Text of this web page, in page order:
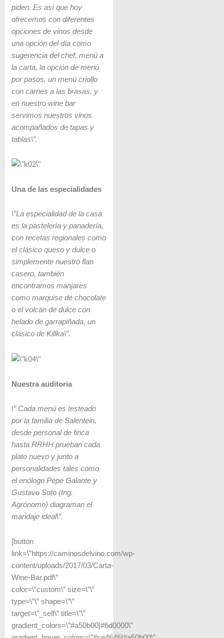
piden. Es así que hoy
ofrecemos con diferentes
opciones de vinos desde
una opción del día como
sugerencia del chef, menú a
la carta, la opción de menú
por pasos, un menú criollo
con carnes a las brasas, y
en nuestro wine bar
servimos nuestros vinos
acompañados de tapas y
tablas\”.
Una de las especialidades
\”La especialidad de la casa
es la pastelería y panadería,
con recetas regionales como
el clásico queso y dulce o
simplemente nuestro flan
casero, también
encontramos manjares
como marquise de chocolate
o el volcán de dulce con
helado de garrapiñada, un
clásico de Killka\”.
Nuestra auditoria
\” Cada menú es testeado
por la familia de Salentein,
desde personal de finca
hasta RRHH prueban cada
plato nuevo y junto a
personalidades tales como
el enólogo Pepe Galante y
Gustavo Soto (Ing.
Agrónomo) diagraman el
maridaje ideal\”.
[button
link=\”https://caminosdelvino.com/wp-
content/uploads/2017/03/Carta-
Wine-Bar.pdf\”
color=\”custom\” size=\”\”
type=\”\” shape=\”\”
target=\”_self\” title=\”\”
gradient_colors=\”#a50b00|#6d0000\”